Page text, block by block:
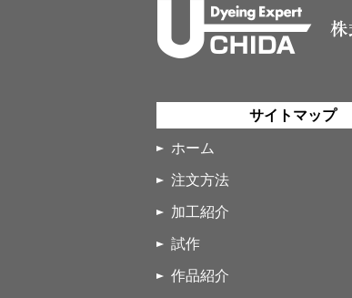
サイトマップ
ホーム
注文方法
加工紹介
試作
作品紹介